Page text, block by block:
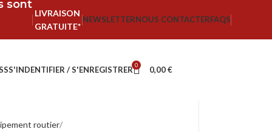
sont
LIVRAISON
GRATUITE*
NEWSLETTERNOUS CONTACTERFAQS
S'INDENTIFIER / S'ENREGISTRER 0 0,00€
routier